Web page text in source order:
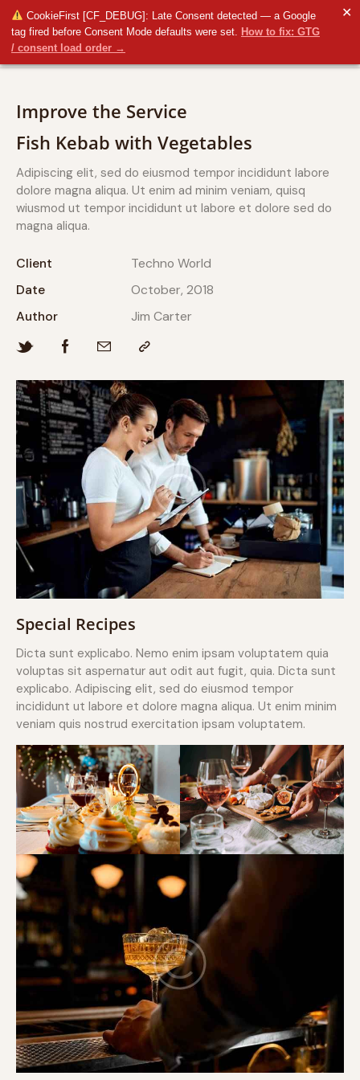
CookieFirst [CF_DEBUG]: Late Consent detected — a Google
tag fired before Consent Mode defaults were set. How to fix: GTG
/ consent load order →
✕
Improve the Service
Special Recipes
Dicta sunt explicabo. Nemo enim ipsam voluptatem quia
voluptas sit aspernatur aut odit aut fugit, quia. Dicta sunt
explicabo. Adipiscing elit, sed do eiusmod tempor
incididunt ut labore et dolore magna aliqua. Ut enim minim
veniam quis nostrud exercitation ipsam voluptatem.
Fish Kebab with Vegetables
Adipiscing elit, sed do eiusmod tempor incididunt labore
dolore magna aliqua. Ut enim ad minim veniam, quisq
wiusmod ut tempor incididunt ut labore et dolore sed do
magna aliqua.
Client
Techno World
Date
October, 2018
Author
Jim Carter